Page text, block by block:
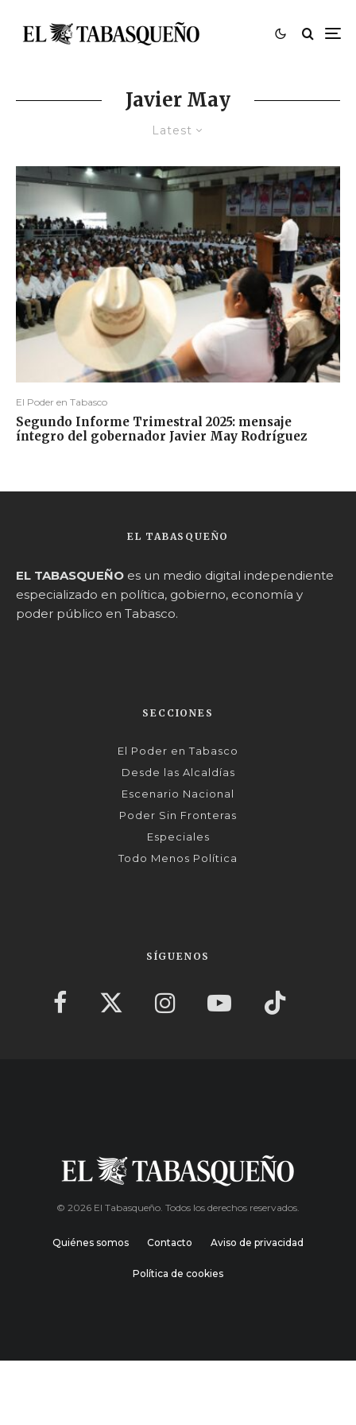
Javier May
Latest
El Poder en Tabasco
Segundo Informe Trimestral 2025: mensaje
íntegro del gobernador Javier May Rodríguez
EL TABASQUEÑO
EL TABASQUEÑO es un medio digital independiente
especializado en política, gobierno, economía y
poder público en Tabasco.
SECCIONES
El Poder en Tabasco
Desde las Alcaldías
Escenario Nacional
Poder Sin Fronteras
Especiales
Todo Menos Política
SÍGUENOS
© 2026 El Tabasqueño. Todos los derechos reservados.
Quiénes somos Contacto Aviso de privacidad
Política de cookies